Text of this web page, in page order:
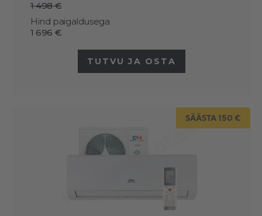
1 498 €
Hind paigaldusega
1 696 €
TUTVU JA OSTA
SÄÄSTA 150 €